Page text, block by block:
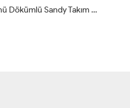
Takım Siyah